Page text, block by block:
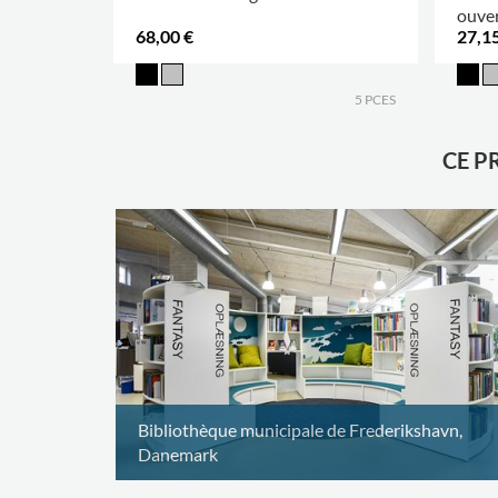
68,00 €
5 PCES
CE
Bibliothèque municipale de Frederikshavn,
Danemark